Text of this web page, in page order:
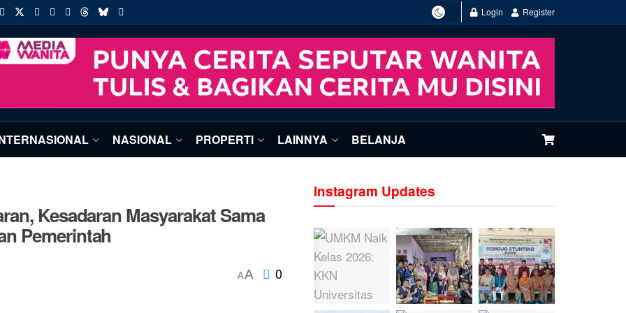
Login Register
NASIONAL PROPERTI LAINNYA BELANJA
Kesadaran Masyarakat Sama
Pemerintah
AA 0
Instagram Updates